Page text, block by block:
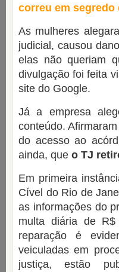
correu em segredo
As mulheres
judicial, causou
elas não queriam
divulgação foi feita
site do Google.
Já a empresa
conteúdo.
do acesso ao
ainda, que o TJ
Em primeira
Cível do Rio de
as informações do
multa diária de
reparação é
veiculadas em
justiça, estão